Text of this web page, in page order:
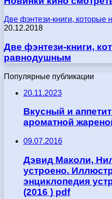
Две фэнтези-книги, которые
20.12.2018
Две фэнтези-книги,
равнодушным
Популярные публикации
20.11.2023
Вкусный и
ароматной
09.07.2016
Дэвид Маколи,
устроено.
энциклопедия
(2016 ) pdf